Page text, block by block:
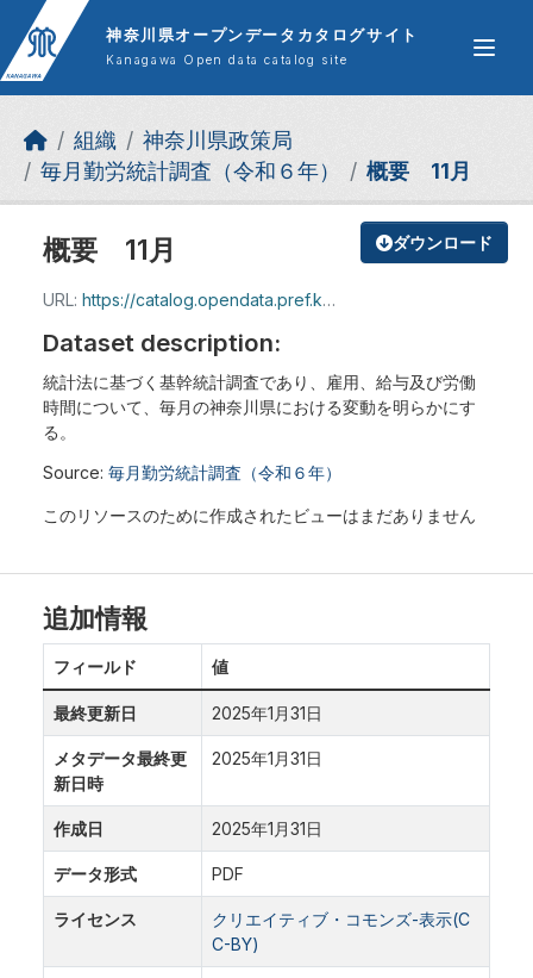
Skip to main content
神奈川県オープンデータカタログサイト
Kanagawa Open data catalog site
組織
神奈川県政策局
毎月勤労統計調査（令和６年）
概要 11月
ダウンロード
概要 11月
URL: https://catalog.opendata.pref.kanagawa.jp/dataset/dccc7cd1-49a4-4b71-8adc-b5ed9d73dde4/resource/46c880d0-07b9-490f-97dc-b8a8a87d0ff8/download/202411geppougaiyou.pdf
Dataset description:
統計法に基づく基幹統計調査であり、雇用、給与及び労働
時間について、毎月の神奈川県における変動を明らかにす
る。
Source: 毎月勤労統計調査（令和６年）
このリソースのために作成されたビューはまだありません
追加情報
フィールド 値
最終更新日 2025年1月31日
メタデータ最終更
新日時
2025年1月31日
作成日 2025年1月31日
データ形式 PDF
ライセンス
クリエイティブ・コモンズ-表示(C
C-BY)